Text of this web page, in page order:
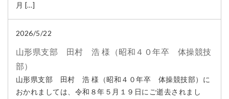
月 […]
2026/5/22
山形県支部 田村 浩 様（昭和４０年卒 体操競技
部）
山形県支部 田村 浩 様（昭和４０年卒 体操競技部）に
おかれましては、令和８年５月１９日にご逝去されまし